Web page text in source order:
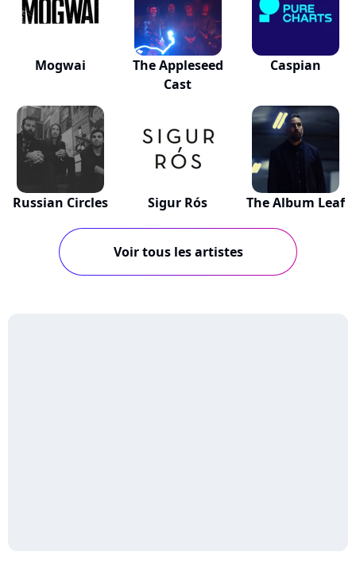
Mogwai
The Appleseed
Cast
Caspian
Russian Circles Sigur Rós The Album Leaf
Voir tous les artistes